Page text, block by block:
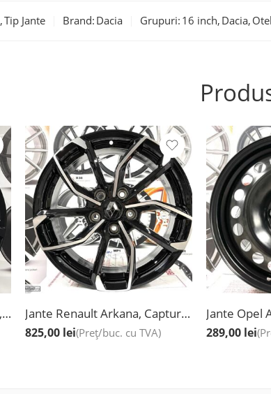
,Tip Jante Brand: Dacia Grupuri: 16 inch, Dacia, Otel
Jante aliaj Seat Leon lll, Ateca, Exeo, Altea, 19” Jante Renault Arkana, Captur new, Espace, Megane, Laguna, Kadjar, Koleos, Scenic, Talisman, Noi, 17”
825,00 lei(Preț/buc. cu TVA) 289,00 lei